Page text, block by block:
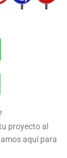
proyecto al
aquí para